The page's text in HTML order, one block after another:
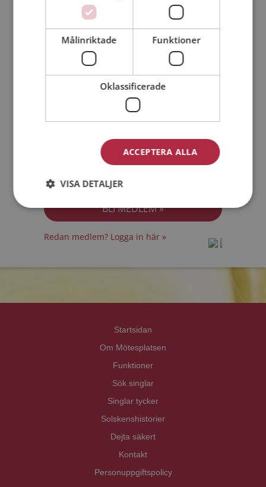
Kvinna
Min ålder:
Medlemsvillkoren
Jag accepterarPersonuppgiftspolicyn
Redan medlem? Logga in här »
Startsidan
Om Mötesplatsen
Funktioner
Sök singlar
Singlar tycker
Solskenshistorier
Dejta säkert
Kontakt
Personuppgiftspolicy
Målinriktade Funktioner
Oklassificerade
ACCEPTERA ALLA
VISA DETALJER